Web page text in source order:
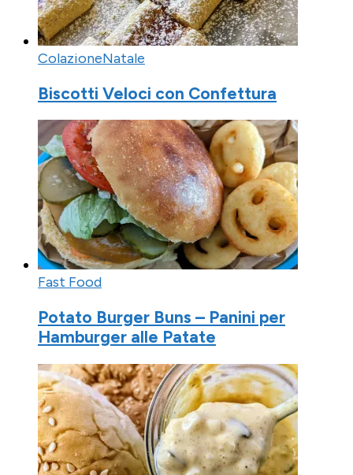
ColazioneNatale
Biscotti Veloci con Confettura
Fast Food
Potato Burger Buns – Panini per
Hamburger alle Patate